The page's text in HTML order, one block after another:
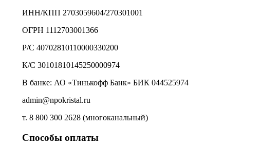
ИНН/КПП 2703059604/270301001
ОГРН 1112703001366
Р/С 40702810110000330200
К/С 30101810145250000974
В банке: АО «Тинькофф Банк» БИК 044525974
admin@npokristal.ru
т. 8 800 300 2628 (многоканальный)
Способы оплаты